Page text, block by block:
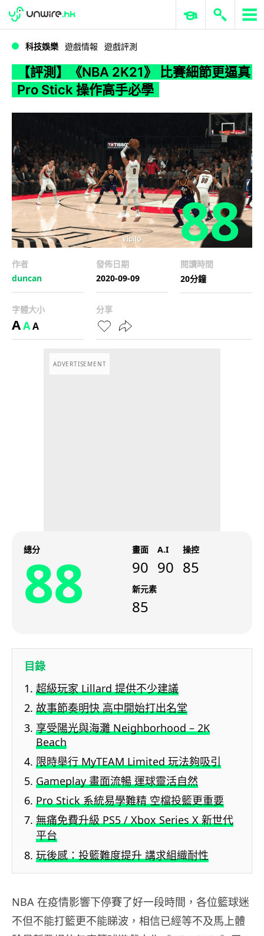
WWDC 2026 ERP 與商業 AI
科技娛樂 遊戲情報 遊戲評測
【評測】《NBA 2K21》 比賽細節更逼真
Pro Stick 操作高手必學
88
作者
duncan
發佈日期
2020-09-09
閱讀時間
20分鐘
字體大小
AAA
分享
ADVERTISEMENT
總分
88 畫面
90
A.I
90
操控
85
新元素
85
目錄
超級玩家 Lillard 提供不少建議
故事節奏明快 高中開始打出名堂
享受陽光與海灘 Neighborhood – 2K
Beach
限時舉行 MyTEAM Limited 玩法夠吸引
Gameplay 畫面流暢 運球靈活自然
Pro Stick 系統易學難精 空檔投籃更重要
無痛免費升級 PS5 / Xbox Series X 新世代
平台
玩後感：投籃難度提升 講求組織耐性
NBA 在疫情影響下停賽了好一段時間，各位籃球迷
不但不能打籃更不能睇波，相信已經等不及馬上體